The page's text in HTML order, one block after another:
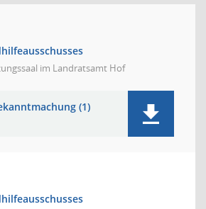
im Landratsamt Hof
(1)